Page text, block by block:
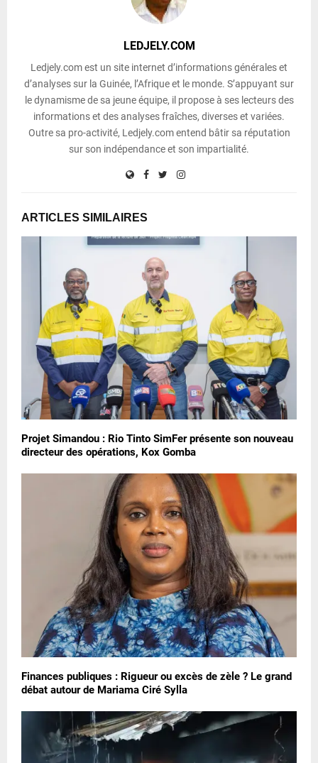
LEDJELY.COM
Ledjely.com est un site internet d’informations générales et
d’analyses sur la Guinée, l’Afrique et le monde. S’appuyant sur
le dynamisme de sa jeune équipe, il propose à ses lecteurs des
informations et des analyses fraîches, diverses et variées.
Outre sa pro-activité, Ledjely.com entend bâtir sa réputation
sur son indépendance et son impartialité.
ARTICLES SIMILAIRES
Projet Simandou : Rio Tinto SimFer présente son nouveau
directeur des opérations, Kox Gomba
Finances publiques : Rigueur ou excès de zèle ? Le grand
débat autour de Mariama Ciré Sylla